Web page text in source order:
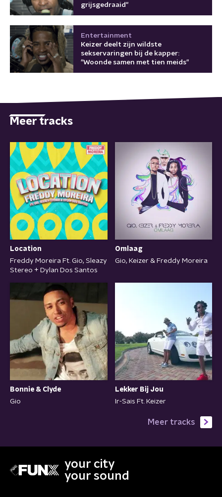
grijsgedraaid"
Entertainment
Keizer deelt zijn wildste
sekservaringen bij de kapper:
"Woonde samen met tien meids"
Meer tracks
Location
Freddy Moreira Ft. Gio, Sleazy
Stereo + Dylan Dos Santos
Omlaag
Gio, Keizer & Freddy Moreira
Bonnie & Clyde
Gio
Lekker Bij Jou
Ir-Sais Ft. Keizer
Meer tracks
your city
your sound